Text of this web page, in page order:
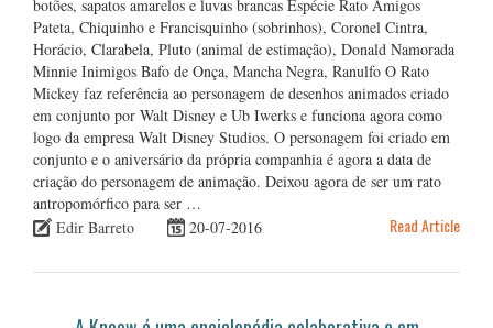
botões, sapatos amarelos e luvas brancas Espécie Rato Amigos
Pateta, Chiquinho e Francisquinho (sobrinhos), Coronel Cintra,
Horácio, Clarabela, Pluto (animal de estimação), Donald Namorada
Minnie Inimigos Bafo de Onça, Mancha Negra, Ranulfo O Rato
Mickey faz referência ao personagem de desenhos animados criado
em conjunto por Walt Disney e Ub Iwerks e funciona agora como
logo da empresa Walt Disney Studios. O personagem foi criado em
conjunto e o aniversário da própria companhia é agora a data de
criação do personagem de animação. Deixou agora de ser um rato
antropomórfico para ser …
Edir Barreto
20-07-2016 Read Article